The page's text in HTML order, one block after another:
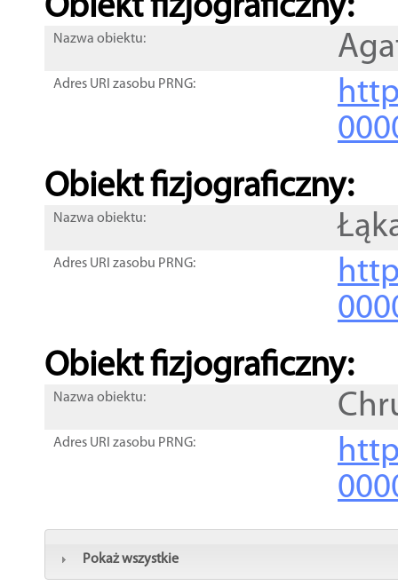
Obiekt fizjograficzny:
Nazwa obiektu:
Adres URI zasobu PRNG:
Obiekt fizjograficzny:
Nazwa obiektu:
Adres URI zasobu PRNG:
Obiekt fizjograficzny:
Nazwa obiektu:
Adres URI zasobu PRNG:
Pokaż wszystkie